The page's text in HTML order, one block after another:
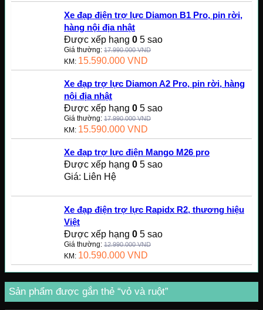
Xe đạp điện trợ lực Diamon B1 Pro, pin rời,
hàng nội địa nhật
Được xếp hạng 0 5 sao
Giá thường: 17.990.000VND
KM: 15.590.000 VND
Xe đạp trợ lực Diamon A2 Pro, pin rời, hàng
nội địa nhật
Được xếp hạng 0 5 sao
Giá thường: 17.990.000VND
KM: 15.590.000 VND
Xe đạp trợ lực điện Mango M26 pro
Được xếp hạng 0 5 sao
Giá: Liên Hệ
Xe đạp điện trợ lực Rapidx R2, thương hiệu
Việt
Được xếp hạng 0 5 sao
Giá thường: 12.990.000VND
KM: 10.590.000 VND
Sản phẩm được gắn thẻ “vỏ và ruột”